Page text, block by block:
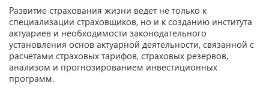
Развитие страхования жизни ведет не только к
специализации страховщиков, но и к созданию института
актуариев и необходимости законодательного
установления основ актуарной деятельности, связанной с
расчетами страховых тарифов, страховых резервов,
анализом и прогнозированием инвестиционных
программ.